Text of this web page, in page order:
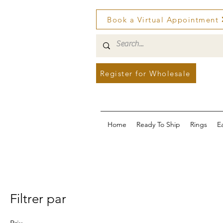
Book a Virtual Appointment
Register for Wholesale
Home Ready To Ship Rings
Filtrer par